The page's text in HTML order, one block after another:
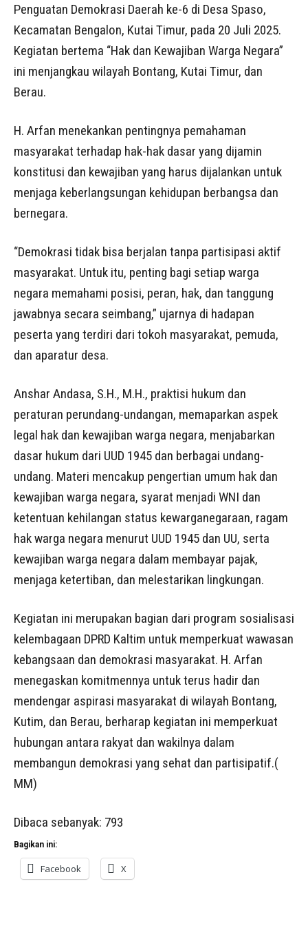
Penguatan Demokrasi Daerah ke-6 di Desa Spaso,
Kecamatan Bengalon, Kutai Timur, pada 20 Juli 2025.
Kegiatan bertema “Hak dan Kewajiban Warga Negara”
ini menjangkau wilayah Bontang, Kutai Timur, dan
Berau.
H. Arfan menekankan pentingnya pemahaman
masyarakat terhadap hak-hak dasar yang dijamin
konstitusi dan kewajiban yang harus dijalankan untuk
menjaga keberlangsungan kehidupan berbangsa dan
bernegara.
“Demokrasi tidak bisa berjalan tanpa partisipasi aktif
masyarakat. Untuk itu, penting bagi setiap warga
negara memahami posisi, peran, hak, dan tanggung
jawabnya secara seimbang,” ujarnya di hadapan
peserta yang terdiri dari tokoh masyarakat, pemuda,
dan aparatur desa.
Anshar Andasa, S.H., M.H., praktisi hukum dan
peraturan perundang-undangan, memaparkan aspek
legal hak dan kewajiban warga negara, menjabarkan
dasar hukum dari UUD 1945 dan berbagai undang-
undang. Materi mencakup pengertian umum hak dan
kewajiban warga negara, syarat menjadi WNI dan
ketentuan kehilangan status kewarganegaraan, ragam
hak warga negara menurut UUD 1945 dan UU, serta
kewajiban warga negara dalam membayar pajak,
menjaga ketertiban, dan melestarikan lingkungan.
Kegiatan ini merupakan bagian dari program sosialisasi
kelembagaan DPRD Kaltim untuk memperkuat wawasan
kebangsaan dan demokrasi masyarakat. H. Arfan
menegaskan komitmennya untuk terus hadir dan
mendengar aspirasi masyarakat di wilayah Bontang,
Kutim, dan Berau, berharap kegiatan ini memperkuat
hubungan antara rakyat dan wakilnya dalam
membangun demokrasi yang sehat dan partisipatif.(
MM)
Dibaca sebanyak: 793
Bagikan ini:
Facebook X